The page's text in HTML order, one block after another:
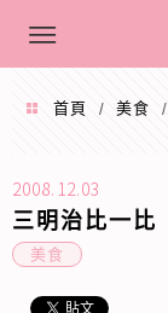
menu
首頁 / 美食 /
2008.12.03
三明治比一比
美食